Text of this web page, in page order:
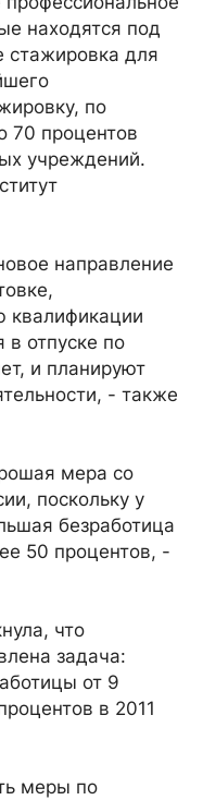
находятся под
стажировка для
по
70 процентов
учреждений.
направление
квалификации
отпуске по
и планируют
- также
мера со
поскольку у
безработица
50 процентов, -
что
задача:
от 9
в 2011
меры по